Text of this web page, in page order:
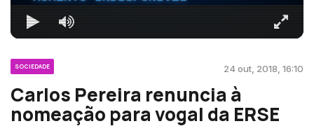
SOCIEDADE 24 out, 2018, 16:10
Carlos Pereira renuncia à
nomeação para vogal da ERSE